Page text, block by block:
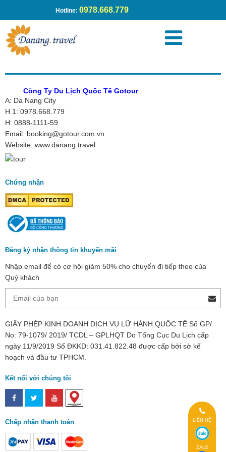
Hotline: 0978.668.779
ZALO
LIÊN HỆ
Công Ty Du Lịch Quốc Tế Gotour
A: Da Nang City
H 1: 0978.668.779
H: 0888-1111-59
Email: booking@gotour.com.vn
Website: www.danang.travel
Chứng nhận
Đăng ký nhận thông tin khuyến mãi
Nhập email để có cơ hội giảm 50% cho chuyến đi tiếp theo của
Quý khách
GIẤY PHÉP KINH DOANH DỊCH VỤ LỮ HÀNH QUỐC TẾ Số GP/
No: 79-1079/ 2019/ TCDL – GPLHQT Do Tổng Cục Du Lịch cấp
ngày 11/9/2019 Số ĐKKD: 031.41.822.48 được cấp bởi sở kế
hoạch và đầu tư TPHCM.
Kết nối với chúng tôi
Chấp nhận thanh toán